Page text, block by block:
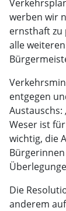
werben wir
ernsthaft zu
alle
entgegen
Weser ist
wichtig, die
Die
anderem